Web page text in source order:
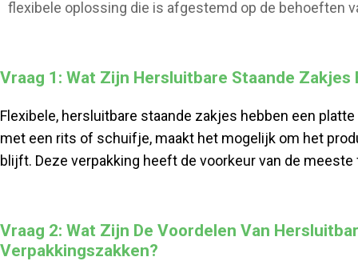
flexibele oplossing die is afgestemd op de behoeften
Vraag 1: Wat Zijn Hersluitbare Staande Zakjes
Flexibele, hersluitbare staande zakjes hebben een
met een rits of schuifje, maakt het mogelijk om het
blijft. Deze verpakking heeft de voorkeur van de
Vraag 2: Wat Zijn De Voordelen Van
Verpakkingszakken?